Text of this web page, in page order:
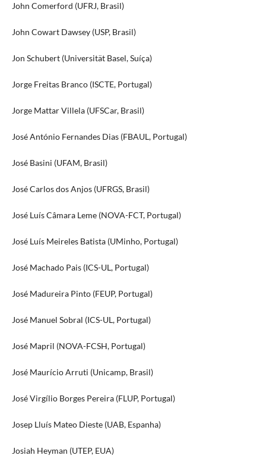
John Comerford (UFRJ, Brasil)
John Cowart Dawsey (USP, Brasil)
Jon Schubert (Universität Basel, Suíça)
Jorge Freitas Branco (ISCTE, Portugal)
Jorge Mattar Villela (UFSCar, Brasil)
José António Fernandes Dias (FBAUL, Portugal)
José Basini (UFAM, Brasil)
José Carlos dos Anjos (UFRGS, Brasil)
José Luís Câmara Leme (NOVA-FCT, Portugal)
José Luís Meireles Batista (UMinho, Portugal)
José Machado Pais (ICS-UL, Portugal)
José Madureira Pinto (FEUP, Portugal)
José Manuel Sobral (ICS-UL, Portugal)
José Mapril (NOVA-FCSH, Portugal)
José Maurício Arruti (Unicamp, Brasil)
José Virgílio Borges Pereira (FLUP, Portugal)
Josep Lluís Mateo Dieste (UAB, Espanha)
Josiah Heyman (UTEP, EUA)